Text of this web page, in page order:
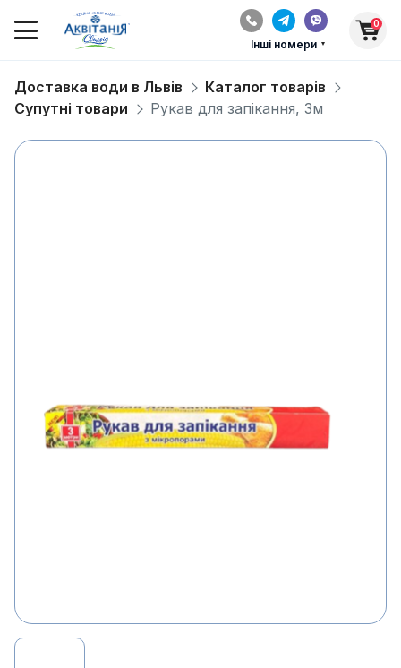
Інші номери
0
Доставка води в Львів
Каталог товарів
Супутні товари
Рукав для запікання, 3м